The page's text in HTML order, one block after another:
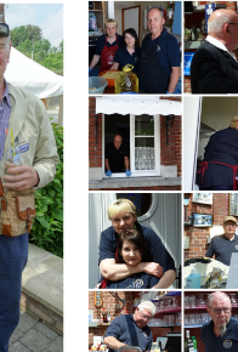
Branding
ARMCHAIR